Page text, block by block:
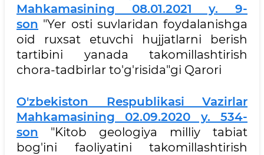
Mahkamasining 08.01.2021 y. 9-
son "Yer osti suvlaridan foydalanishga
oid ruxsat etuvchi hujjatlarni berish
tartibini yanada takomillashtirish
chora-tadbirlar to'g'risida"gi Qarori
O'zbekiston Respublikasi Vazirlar
Mahkamasining 02.09.2020 y. 534-
son "Kitob geologiya milliy tabiat
bog'ini faoliyatini takomillashtirish